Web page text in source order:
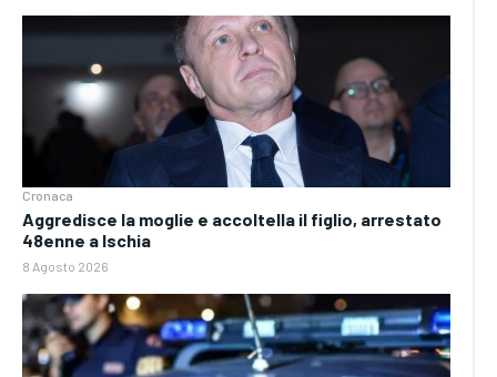
Cronaca
Aggredisce la moglie e accoltella il figlio, arrestato
48enne a Ischia
8 Agosto 2026